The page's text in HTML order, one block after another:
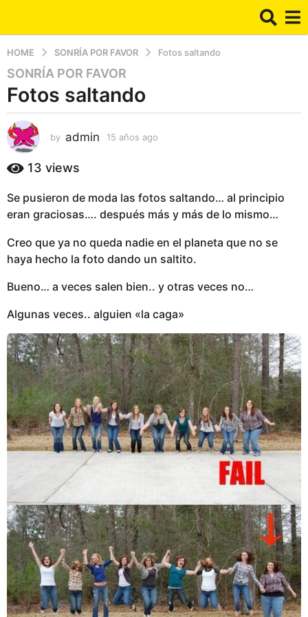
HOME SONRÍA POR FAVOR Fotos saltando
1
5
ñ
o
a
o
1
5
a
o
a
g
o
SONRÍA POR FAVOR
Fotos saltando
by admin 15 años ago
s
a
o
13 views
Se pusieron de moda las fotos saltando… al principio
eran graciosas…. después más y más de lo mismo…
Creo que ya no queda nadie en el planeta que no se
haya hecho la foto dando un saltito.
Bueno… a veces salen bien.. y otras veces no…
Algunas veces.. alguien «la caga»